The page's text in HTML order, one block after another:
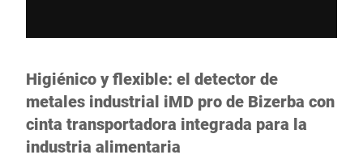
Higiénico y flexible: el detector de
metales industrial iMD pro de Bizerba con
cinta transportadora integrada para la
industria alimentaria